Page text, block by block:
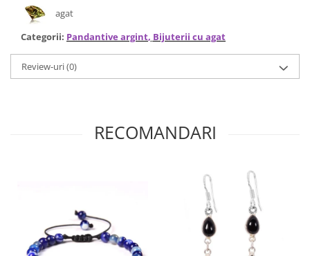
agat
Categorii: Pandantive argint, Bijuterii cu agat
Review-uri(0)
RECOMANDARI